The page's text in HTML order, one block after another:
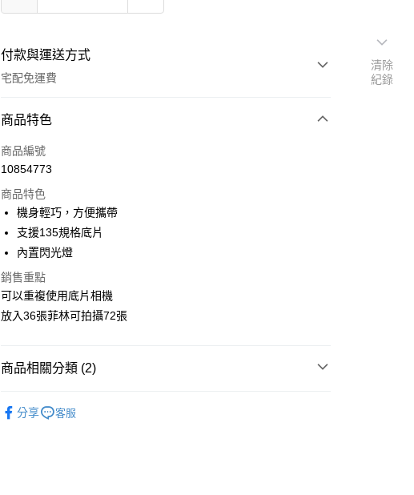
付款與運送方式
宅配免運費
付款方式
全家線上支付
運送方式
本島宅配-活動商品
免運費
離島宅配-常溫商品
免運費
商品特色
商品編號
10854773
商品特色
機身輕巧，方便攜帶
支援135規格底片
內置閃光燈
銷售重點
可以重複使用底片相機
放入36張菲林可拍攝72張
商品相關分類 (2)
分享 客服
清除
紀錄